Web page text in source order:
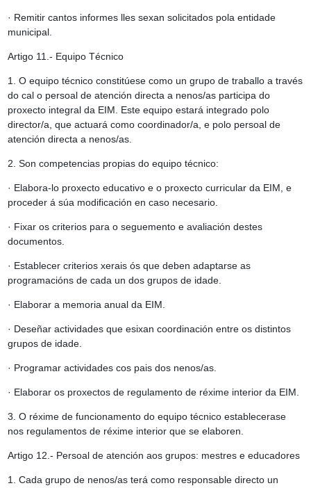
· Remitir cantos informes lles sexan solicitados pola entidade
municipal.
Artigo 11.- Equipo Técnico
1. O equipo técnico constitúese como un grupo de traballo a través
do cal o persoal de atención directa a nenos/as participa do
proxecto integral da EIM. Este equipo estará integrado polo
director/a, que actuará como coordinador/a, e polo persoal de
atención directa a nenos/as.
2. Son competencias propias do equipo técnico:
· Elabora-lo proxecto educativo e o proxecto curricular da EIM, e
proceder á súa modificación en caso necesario.
· Fixar os criterios para o seguemento e avaliación destes
documentos.
· Establecer criterios xerais ós que deben adaptarse as
programacións de cada un dos grupos de idade.
· Elaborar a memoria anual da EIM.
· Deseñar actividades que esixan coordinación entre os distintos
grupos de idade.
· Programar actividades cos pais dos nenos/as.
· Elaborar os proxectos de regulamento de réxime interior da EIM.
3. O réxime de funcionamento do equipo técnico establecerase
nos regulamentos de réxime interior que se elaboren.
Artigo 12.- Persoal de atención aos grupos: mestres e educadores
1. Cada grupo de nenos/as terá como responsable directo un